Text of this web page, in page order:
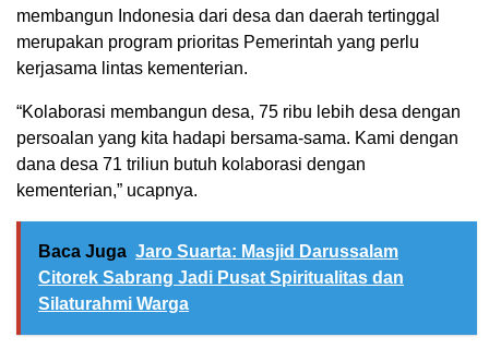
membangun Indonesia dari desa dan daerah tertinggal
merupakan program prioritas Pemerintah yang perlu
kerjasama lintas kementerian.
“Kolaborasi membangun desa, 75 ribu lebih desa dengan
persoalan yang kita hadapi bersama-sama. Kami dengan
dana desa 71 triliun butuh kolaborasi dengan
kementerian,” ucapnya.
Baca Juga Jaro Suarta: Masjid Darussalam
Citorek Sabrang Jadi Pusat Spiritualitas dan
Silaturahmi Warga